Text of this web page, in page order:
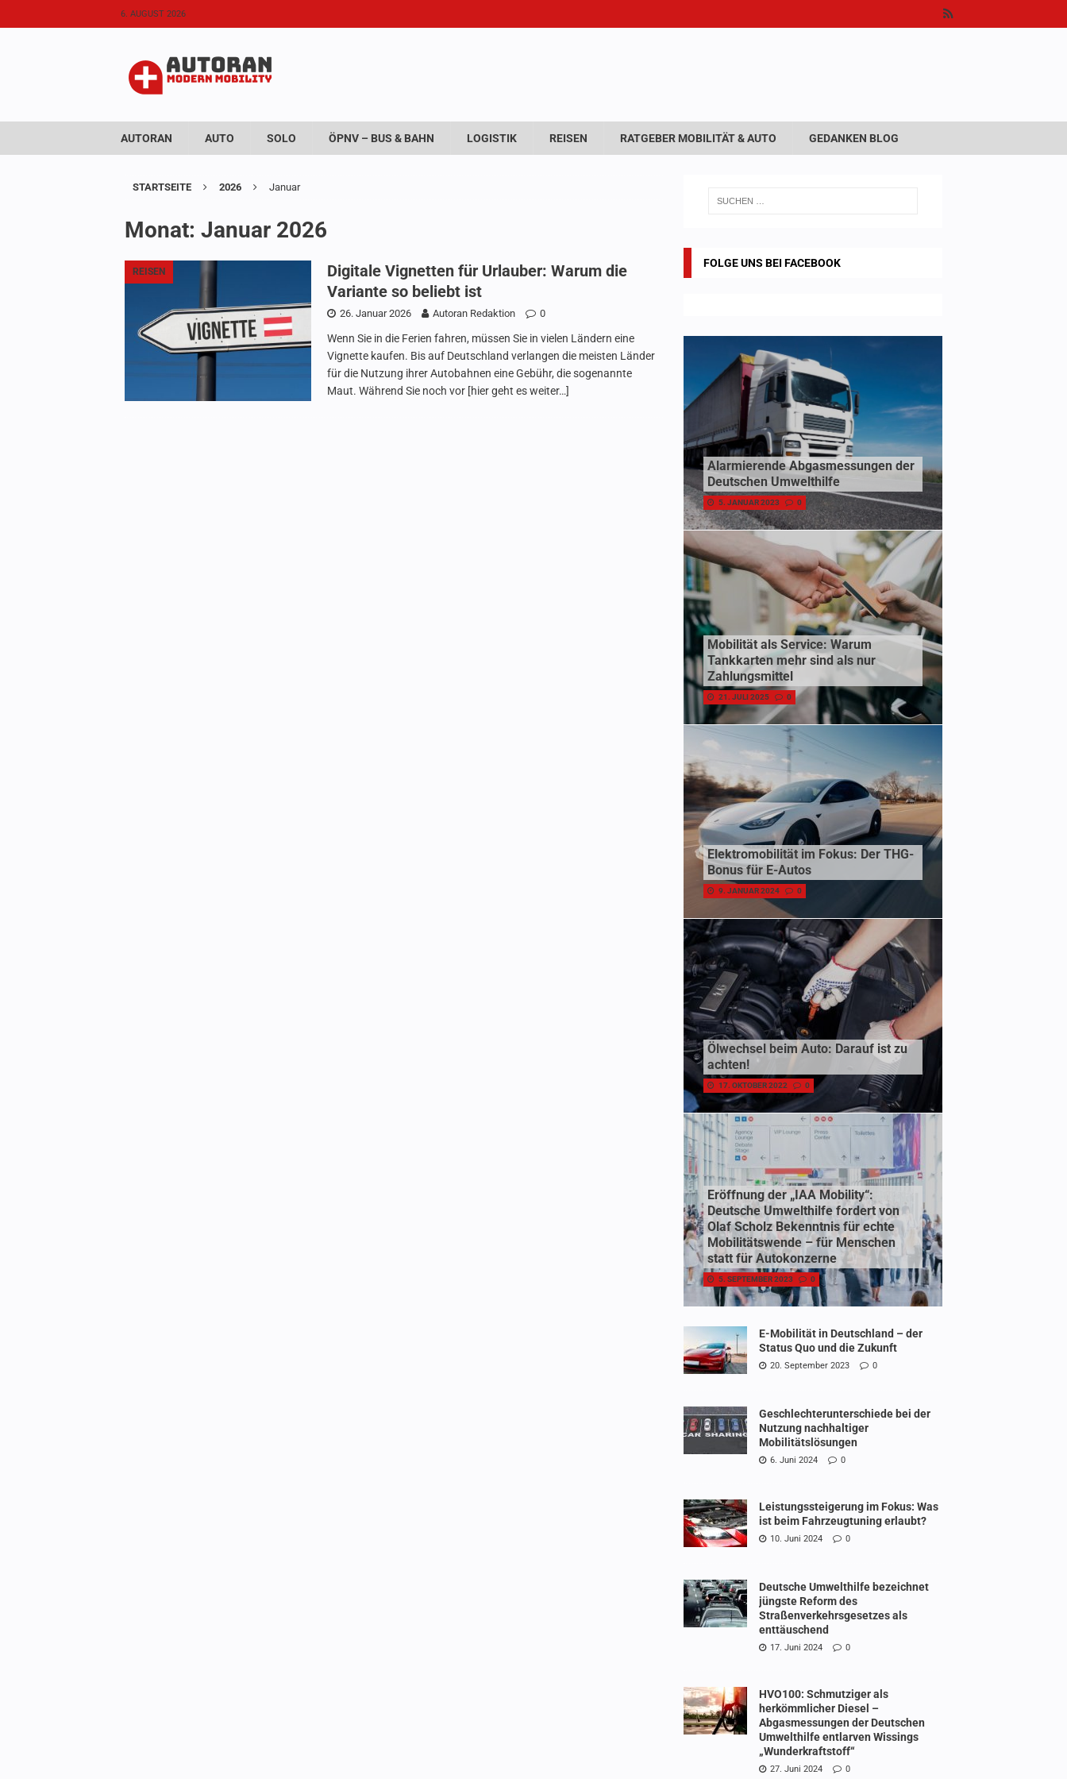
6. AUGUST 2026
AUTORAN AUTO SOLO ÖPNV – BUS & BAHN LOGISTIK REISEN RATGEBER MOBILITÄT & AUTO GEDANKEN BLOG
STARTSEITE 2026 Januar
Monat: Januar 2026
REISEN
Digitale Vignetten für Urlauber: Warum die
Variante so beliebt ist
26. Januar 2026 Autoran Redaktion 0
Wenn Sie in die Ferien fahren, müssen Sie in vielen Ländern eine
Vignette kaufen. Bis auf Deutschland verlangen die meisten Länder
für die Nutzung ihrer Autobahnen eine Gebühr, die sogenannte
Maut. Während Sie noch vor [hier geht es weiter…]
FOLGE UNS BEI FACEBOOK
Alarmierende Abgasmessungen der
Deutschen Umwelthilfe
5. JANUAR 2023 0
Mobilität als Service: Warum
Tankkarten mehr sind als nur
Zahlungsmittel
21. JULI 2025 0
Elektromobilität im Fokus: Der THG-
Bonus für E-Autos
9. JANUAR 2024 0
Ölwechsel beim Auto: Darauf ist zu
achten!
17. OKTOBER 2022 0
Eröffnung der „IAA Mobility“:
Deutsche Umwelthilfe fordert von
Olaf Scholz Bekenntnis für echte
Mobilitätswende – für Menschen
statt für Autokonzerne
5. SEPTEMBER 2023 0
E-Mobilität in Deutschland – der
Status Quo und die Zukunft
20. September 2023 0
Geschlechterunterschiede bei der
Nutzung nachhaltiger
Mobilitätslösungen
6. Juni 2024 0
Leistungssteigerung im Fokus: Was
ist beim Fahrzeugtuning erlaubt?
10. Juni 2024 0
Deutsche Umwelthilfe bezeichnet
jüngste Reform des
Straßenverkehrsgesetzes als
enttäuschend
17. Juni 2024 0
HVO100: Schmutziger als
herkömmlicher Diesel –
Abgasmessungen der Deutschen
Umwelthilfe entlarven Wissings
„Wunderkraftstoff“
27. Juni 2024 0